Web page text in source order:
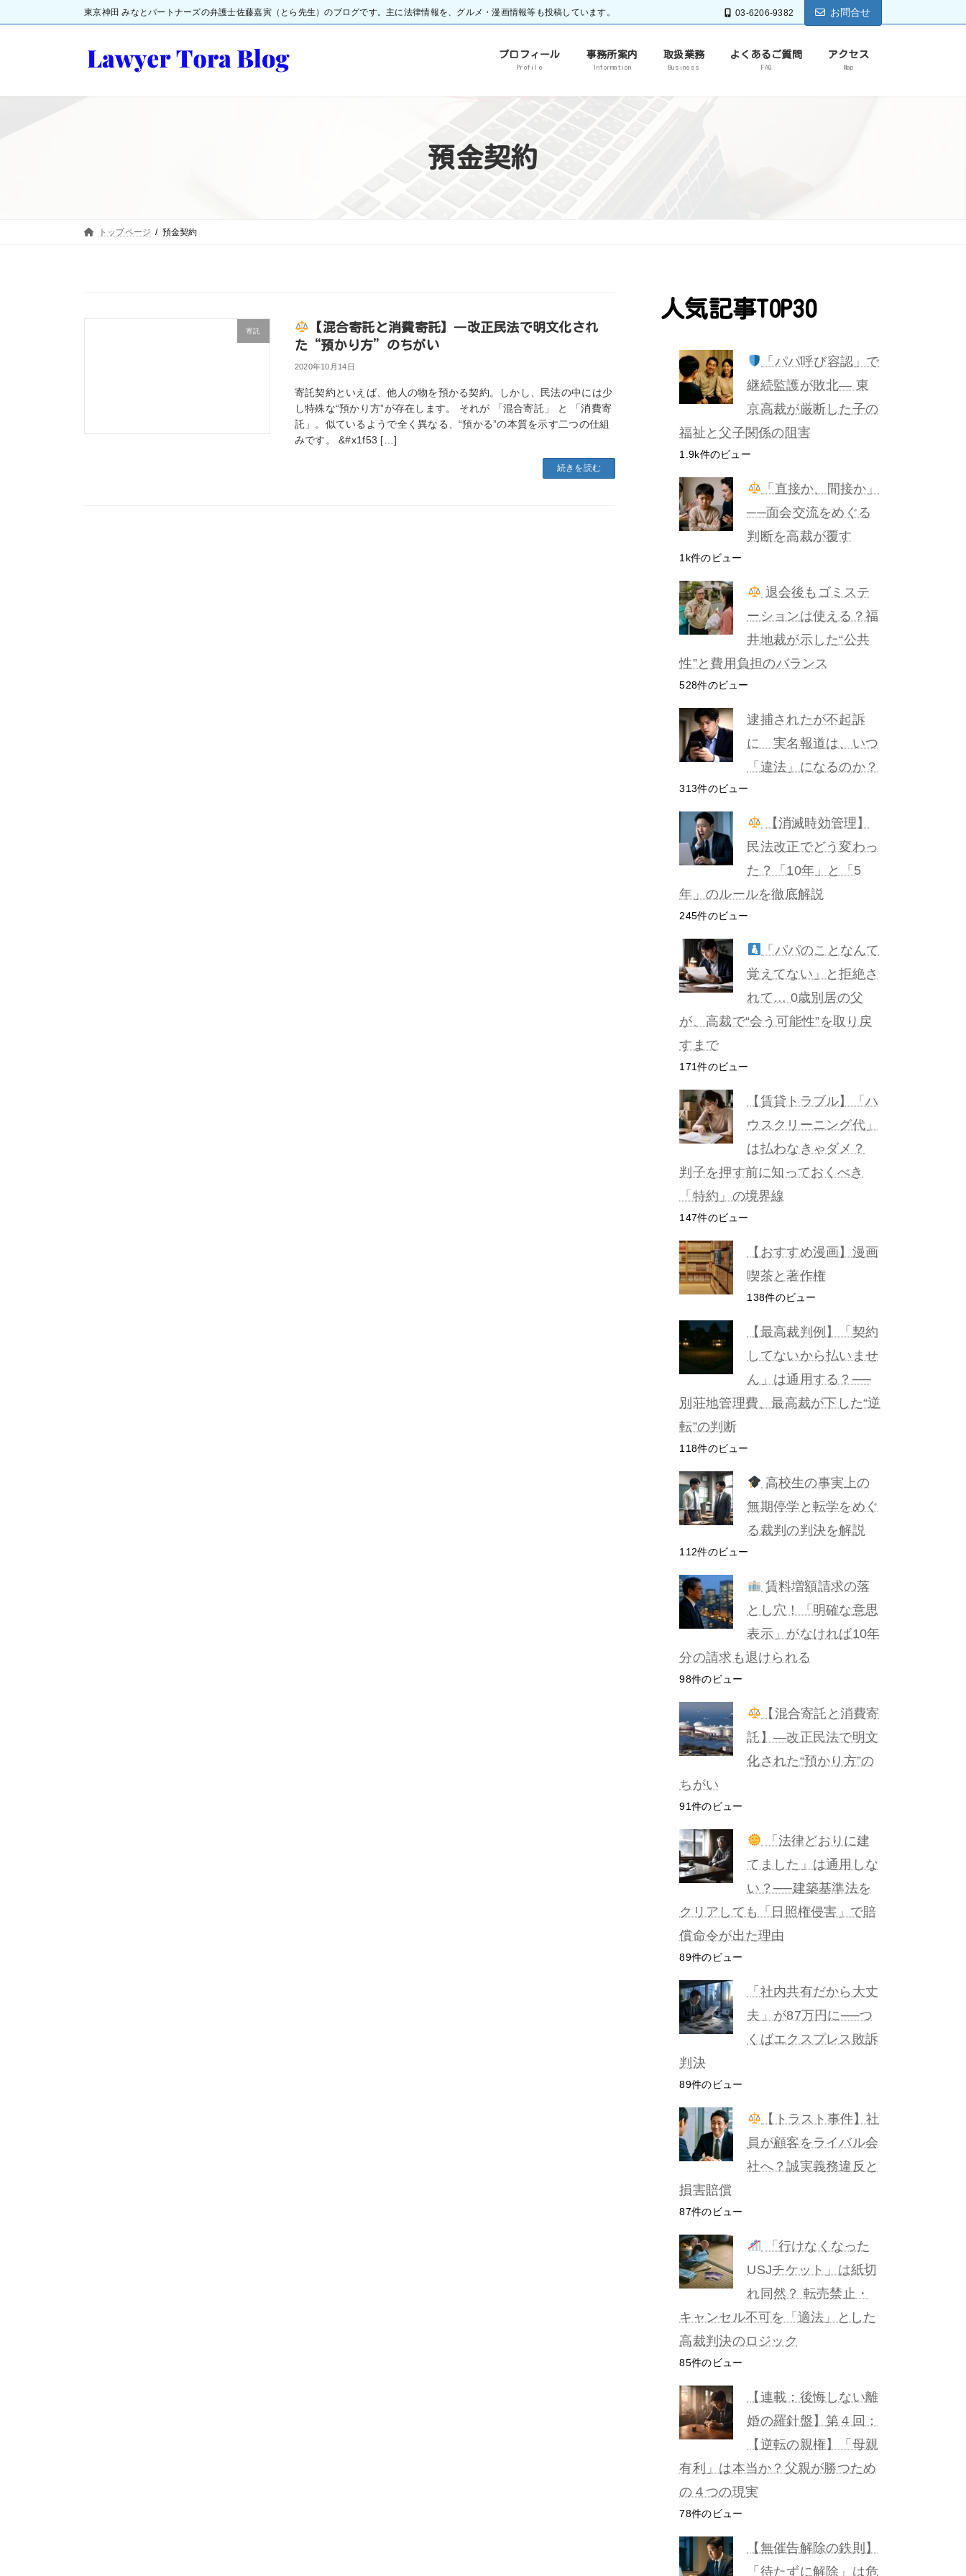
東京神田 みなとパートナーズの弁護士佐藤嘉寅（とら先生）のブログです。主に法律情報を、グルメ・漫画情報等も投稿しています。 03-6206-9382 お問合せ
プロフィール
Profile
事務所案内
Information
取扱業務
Business
よくあるご質問
FAQ
アクセス
Map
預金契約
トップページ 預金契約
寄託
【混合寄託と消費寄託】―改正民法で明文化され
た“預かり方”のちがい
2020年10月14日
寄託契約といえば、他人の物を預かる契約。しかし、民法の中には少
し特殊な“預かり方”が存在します。 それが 「混合寄託」 と 「消費寄
託」。似ているようで全く異なる、“預かる”の本質を示す二つの仕組
みです。 &#x1f53 […]
続きを読む
人気記事TOP30
「パパ呼び容認」で
継続監護が敗北— 東
京高裁が厳断した子の
福祉と父子関係の阻害
1.9k件のビュー
「直接か、間接か」
──面会交流をめぐる
判断を高裁が覆す
1k件のビュー
退会後もゴミステ
ーションは使える？福
井地裁が示した“公共
性”と費用負担のバランス
528件のビュー
逮捕されたが不起訴
に 実名報道は、いつ
「違法」になるのか？
313件のビュー
【消滅時効管理】
民法改正でどう変わっ
た？「10年」と「5
年」のルールを徹底解説
245件のビュー
「パパのことなんて
覚えてない」と拒絶さ
れて… 0歳別居の父
が、高裁で“会う可能性”を取り戻
すまで
171件のビュー
【賃貸トラブル】「ハ
ウスクリーニング代」
は払わなきゃダメ？
判子を押す前に知っておくべき
「特約」の境界線
147件のビュー
【おすすめ漫画】漫画
喫茶と著作権
138件のビュー
【最高裁判例】「契約
してないから払いませ
ん」は通用する？──
別荘地管理費、最高裁が下した“逆
転”の判断
118件のビュー
高校生の事実上の
無期停学と転学をめぐ
る裁判の判決を解説
112件のビュー
賃料増額請求の落
とし穴！「明確な意思
表示」がなければ10年
分の請求も退けられる
98件のビュー
【混合寄託と消費寄
託】―改正民法で明文
化された“預かり方”の
ちがい
91件のビュー
「法律どおりに建
てました」は通用しな
い？──建築基準法を
クリアしても「日照権侵害」で賠
償命令が出た理由
89件のビュー
「社内共有だから大丈
夫」が87万円に──つ
くばエクスプレス敗訴
判決
89件のビュー
【トラスト事件】社
員が顧客をライバル会
社へ？誠実義務違反と
損害賠償
87件のビュー
「行けなくなった
USJチケット」は紙切
れ同然？ 転売禁止・
キャンセル不可を「適法」とした
高裁判決のロジック
85件のビュー
【連載：後悔しない離
婚の羅針盤】第４回：
【逆転の親権】「母親
有利」は本当か？父親が勝つため
の４つの現実
78件のビュー
【無催告解除の鉄則】
「待たずに解除」は危